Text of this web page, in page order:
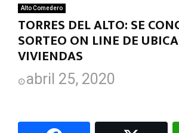
Alto Comedero
TORRES DEL ALTO: SE
SORTEO ON LINE DE
VIVIENDAS
abril 25, 2020